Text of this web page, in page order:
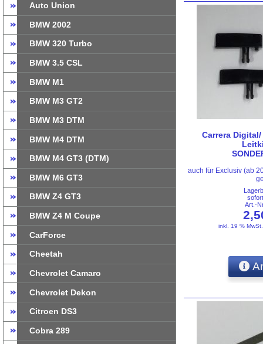
Auto Union
BMW 2002
BMW 320 Turbo
BMW 3.5 CSL
BMW M1
BMW M3 GT2
BMW M3 DTM
BMW M4 DTM
BMW M4 GT3 (DTM)
BMW M6 GT3
BMW Z4 GT3
BMW Z4 M Coupe
CarForce
Cheetah
Chevrolet Camaro
Chevrolet Dekon
Citroen DS3
Cobra 289
Carrera
auch für Exclusiv (ab
Art.-
inkl. 19 %